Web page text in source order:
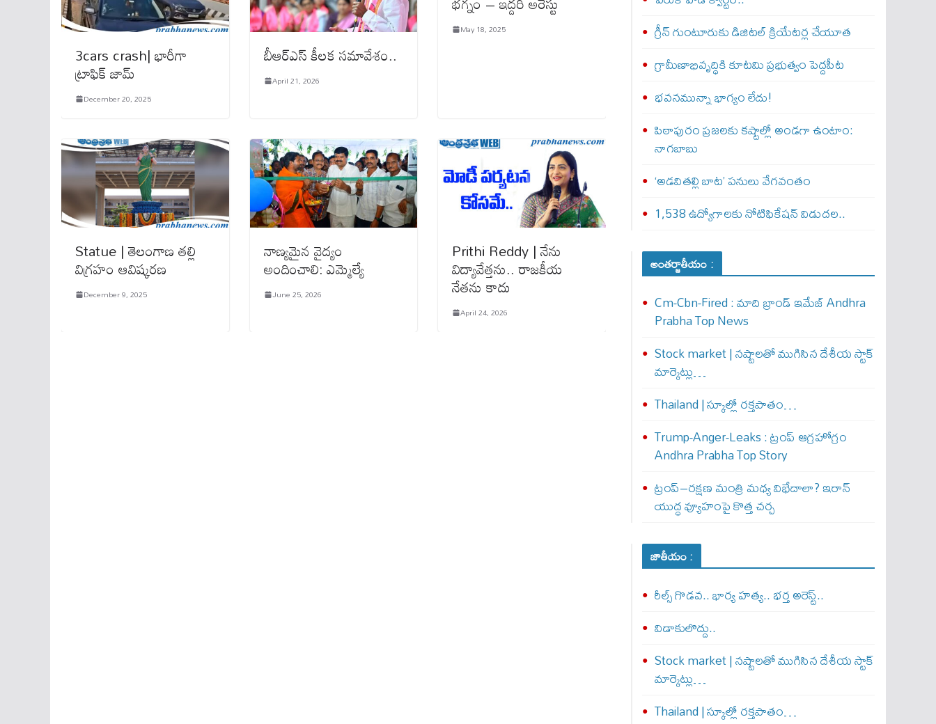
3cars crash| భారీగా
ట్రాఫిక్‌ జామ్‌
December 20, 2025
బీఆర్ఎస్ కీలక సమావేశం..
April 21, 2026
May 18, 2025
Statue | తెలంగాణ తల్లి
విగ్రహం ఆవిష్కరణ
December 9, 2025
నాణ్య‌మైన వైద్యం
అందించాలి: ఎమ్మెల్యే
June 25, 2026
Prithi Reddy | నేను
విద్యావేత్తను.. రాజకీయ
నేతను కాదు
April 24, 2026
గ్రీన్ గుంటూరుకు డిజిటల్ క్రియేటర్ల చేయూత
గ్రామీణాభివృద్ధికి కూటమి ప్రభుత్వం పెద్దపీట
భవనమున్నా భాగ్యం లేదు!
పిఠాపురం ప్రజలకు కష్టాల్లో అండగా ఉంటాం:
నాగబాబు
‘అడవితల్లి బాట’ పనులు వేగవంతం
1,538 ఉద్యోగాలకు నోటిఫికేషన్ విడుదల..
అంతర్జాతీయం :
Cm-Cbn-Fired : మాది బ్రాండ్ ఇమేజ్ Andhra
Prabha Top News
Stock market | నష్టాలతో ముగిసిన దేశీయ స్టాక్
మార్కెట్లు…
Thailand | స్కూల్లో రక్తపాతం…
Trump-Anger-Leaks : ట్రంప్ ఆగ్ర‌హోగ్రం
Andhra Prabha Top Story
ట్రంప్–రక్షణ మంత్రి మధ్య విభేదాలా? ఇరాన్
యుద్ధ వ్యూహంపై కొత్త చర్చ
జాతీయం :
రీల్స్ గొడవ.. భార్య హత్య.. భర్త అరెస్ట్..
విడాకులొద్దు..
Stock market | నష్టాలతో ముగిసిన దేశీయ స్టాక్
మార్కెట్లు…
Thailand | స్కూల్లో రక్తపాతం…